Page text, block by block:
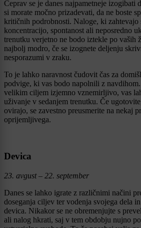
Čeprav se je danes najpametneje izogibati
si morate močno prizadevati, da ne boste
kritičnih podrobnosti. Naloge, ki zahtevajo
koncentracijo, spontanost ali neposredno
trenutku verjetno ne bodo iztekle po vaših
najbolj modro, če se izognete deljenju
nesporazumi v zraku.
To je lahko naravnost čudovit čas za
podvige, ki vas bodo napolnili z
velikim ciljem izjemno vznemirljivo, vas
uživanje v sedanjem trenutku. Če
ovirajo, se zavestno preusmerite na nekaj
oprijemljivega.
Devica
23. avgust – 22. september
Danes se lahko igrate z različnimi načini
doseganja ciljev ter vodenja svojega dela
devica. Nikakor se ne obremenjujte s
ali nalog hkrati, saj v tem obdobju nujno